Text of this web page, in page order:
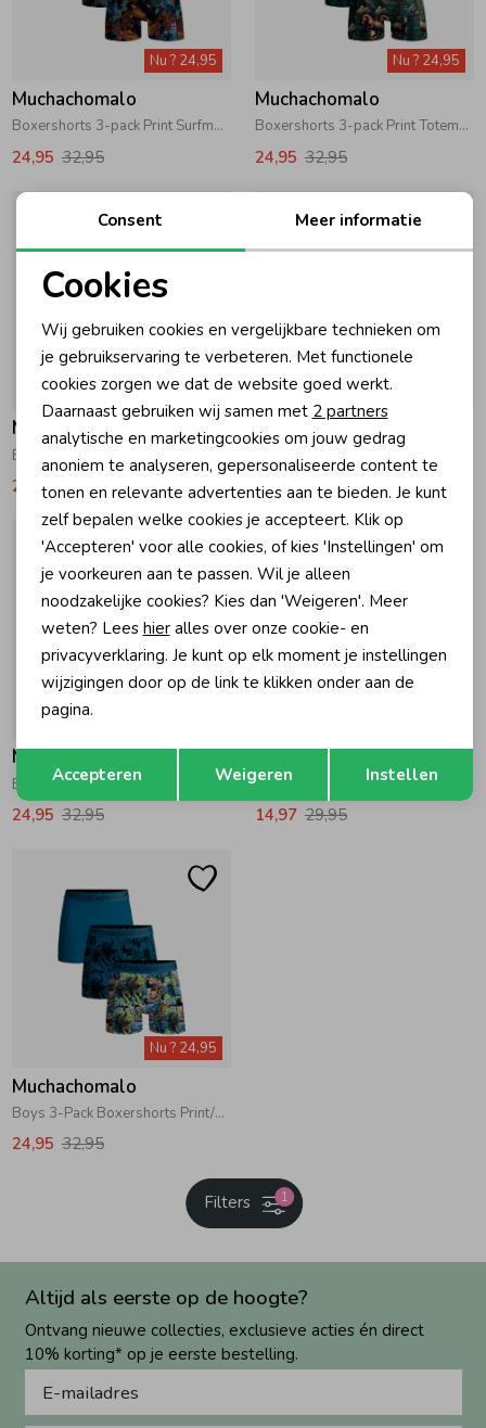
Zomeraccessoires
Kledingaccessoires
Beenmode
Nu ? 24,95
Muchachomalo
Boxershorts 3-pack Print Surfmonkey Print/Print/Blue
24,95 32,95
Nu ? 24,95
Muchachomalo
Boxershorts 3-pack Print Totemhorse Print/Print/Green
24,95 32,95
Nu ? 24,95
Muchachomalo
24,95 32,95
Muchachomalo
24,95 32,95
Muchachomalo
Boys 3-Pack Boxershorts Print/Print/Blue
24,95 32,95
Minymo
Ondergoed set 778 Dark Navy
14,97 29,95
Nu ? 24,95
Muchachomalo
Boys 3-Pack Boxershorts Print/Print/Blue
24,95 32,95
1
Filters
Altijd als eerste op de hoogte?
Ontvang nieuwe collecties, exclusieve acties én direct
10% korting* op je eerste bestelling.
Noodzakelijke cookies
Personalisatie cookies
Analytische cookies
Marketing cookies
Terug Opslaan
Consent Meer informatie
Cookies
Wij gebruiken cookies en vergelijkbare technieken om
je gebruikservaring te verbeteren. Met functionele
cookies zorgen we dat de website goed werkt.
Daarnaast gebruiken wij samen met 2 partners
analytische en marketingcookies om jouw gedrag
anoniem te analyseren, gepersonaliseerde content te
tonen en relevante advertenties aan te bieden. Je kunt
zelf bepalen welke cookies je accepteert. Klik op
'Accepteren' voor alle cookies, of kies 'Instellingen' om
je voorkeuren aan te passen. Wil je alleen
noodzakelijke cookies? Kies dan 'Weigeren'. Meer
weten? Lees hieralles over onze cookie- en
privacyverklaring. Je kunt op elk moment je instellingen
wijzigingen door op de link te klikken onder aan de
pagina.
Accepteren Weigeren Instellen